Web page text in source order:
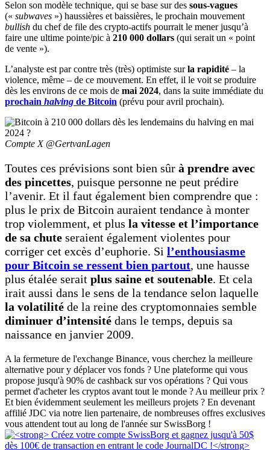
Selon son modèle technique, qui se base sur des sous-vagues
(« subwaves ») haussières et baissières, le prochain mouvement
bullish du chef de file des crypto-actifs pourrait le mener jusqu’à
faire une ultime pointe/pic à 210 000 dollars (qui serait un « point
de vente »).
L’analyste est par contre très (très) optimiste surla rapidité – la
violence, même – de ce mouvement. En effet, il le voit se produire
dès les environs de ce mois de mai 2024, dans la suite immédiate du
prochain halving de Bitcoin (prévu pour avril prochain).
Compte X @GertvanLagen
Toutes ces prévisions sont bien sûr à prendre avec
des pincettes, puisque personne ne peut prédire
l’avenir. Et il faut également bien comprendre que :
plus le prix de Bitcoin auraient tendance à monter
trop violemment, et plus la vitesse et l’importance
de sa chute seraient également violentes pour
corriger cet excès d’euphorie. Si l’enthousiasme
pour Bitcoin se ressent bien partout, une hausse
plus étalée serait plus saine et soutenable. Et cela
irait aussi dans le sens de la tendance selon laquelle
la volatilité de la reine des cryptomonnaies semble
diminuer d’intensité dans le temps, depuis sa
naissance en janvier 2009.
A la fermeture de l'exchange Binance, vous cherchez la meilleure
alternative pour y déplacer vos fonds ? Une plateforme qui vous
propose jusqu'à 90% de cashback sur vos opérations ? Qui vous
permet d'acheter les cryptos avant tout le monde ? Au meilleur prix ?
Et bien évidemment seulement les meilleurs projets ? En devenant
affilié JDC via notre lien partenaire, de nombreuses offres exclusives
vous attendent tout au long de l'année sur SwissBorg !